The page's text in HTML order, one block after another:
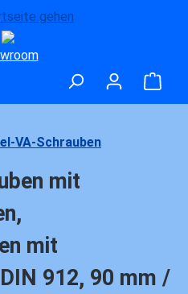
VA-Schrauben
mit
mit
912, 90 mm /